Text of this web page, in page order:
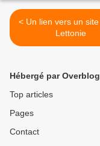
< Un lien vers un site sur la
Lettonie
Hébergé par Overblog
Top articles
Pages
Contact